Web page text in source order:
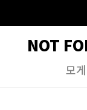
NOT
모